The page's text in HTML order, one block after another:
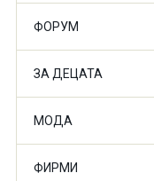
ФОРУМ
ЗА ДЕЦАТА
МОДА
ФИРМИ